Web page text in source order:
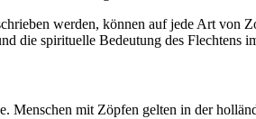
werden, können auf jede Art von
die spirituelle Bedeutung des Flechtens
Menschen mit Zöpfen gelten in der